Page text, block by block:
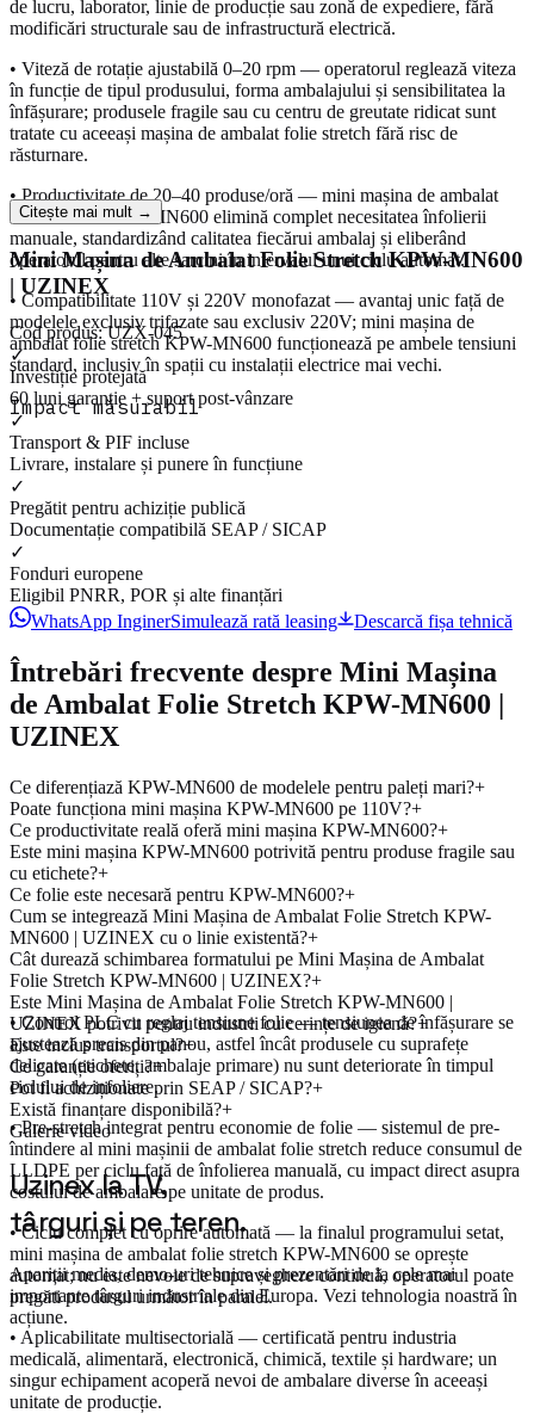
de lucru, laborator, linie de producție sau zonă de expediere, fără
modificări structurale sau de infrastructură electrică.
• Viteză de rotație ajustabilă 0–20 rpm — operatorul reglează viteza
în funcție de tipul produsului, forma ambalajului și sensibilitatea la
înfășurare; produsele fragile sau cu centru de greutate ridicat sunt
tratate cu aceeași mașina de ambalat folie stretch fără risc de
răsturnare.
• Productivitate de 20–40 produse/oră — mini mașina de ambalat
folie stretch KPW-MN600 elimină complet necesitatea înfolierii
manuale, standardizând calitatea fiecărui ambalaj și eliberând
operatorul pentru alte sarcini în intervalul unui ciclu automat.
• Compatibilitate 110V și 220V monofazat — avantaj unic față de
modelele exclusiv trifazate sau exclusiv 220V; mini mașina de
ambalat folie stretch KPW-MN600 funcționează pe ambele tensiuni
standard, inclusiv în spații cu instalații electrice mai vechi.
Impact măsurabil
• Control PLC cu reglaj tensiune folie — tensiunea de înfășurare se
ajustează precis din panou, astfel încât produsele cu suprafețe
delicate (etichete, ambalaje primare) nu sunt deteriorate în timpul
ciclului de infoliere.
• Pre-stretch integrat pentru economie de folie — sistemul de pre-
întindere al mini mașinii de ambalat folie stretch reduce consumul de
LLDPE per ciclu față de înfolierea manuală, cu impact direct asupra
costului de ambalare pe unitate de produs.
• Ciclu complet cu oprire automată — la finalul programului setat,
mini mașina de ambalat folie stretch KPW-MN600 se oprește
automat; nu este nevoie de supraveghere continuă, operatorul poate
pregăti produsul următor în paralel.
• Aplicabilitate multisectorială — certificată pentru industria
medicală, alimentară, electronică, chimică, textile și hardware; un
singur echipament acoperă nevoi de ambalare diverse în aceeași
unitate de producție.
Citește mai mult →
Mini Mașina de Ambalat Folie Stretch KPW-MN600
| UZINEX
Cod produs:UZX-045
✓
Investiție protejată
60 luni garanție + suport post-vânzare
✓
Transport & PIF incluse
Livrare, instalare și punere în funcțiune
✓
Pregătit pentru achiziție publică
Documentație compatibilă SEAP / SICAP
✓
Fonduri europene
Eligibil PNRR, POR și alte finanțări
WhatsApp InginerSimulează rată leasing Descarcă fișa tehnică
Întrebări frecvente despre Mini Mașina
de Ambalat Folie Stretch KPW-MN600 |
UZINEX
Ce diferențiază KPW-MN600 de modelele pentru paleți mari?+
Poate funcționa mini mașina KPW-MN600 pe 110V?+
Ce productivitate reală oferă mini mașina KPW-MN600?+
Este mini mașina KPW-MN600 potrivită pentru produse fragile sau
cu etichete?+
Ce folie este necesară pentru KPW-MN600?+
Cum se integrează Mini Mașina de Ambalat Folie Stretch KPW-
MN600 | UZINEX cu o linie existentă?+
Cât durează schimbarea formatului pe Mini Mașina de Ambalat
Folie Stretch KPW-MN600 | UZINEX?+
Este Mini Mașina de Ambalat Folie Stretch KPW-MN600 |
UZINEX potrivit pentru industrii cu cerințe de igienă?+
Este inclus transportul?+
Ce garanție oferiți?+
Pot fi achiziționate prin SEAP / SICAP?+
Există finanțare disponibilă?+
Galerie video
Uzinex la TV,
târguri și pe teren.
Apariții media, demo-uri tehnice și prezentări de la cele mai
importante târguri industriale din Europa. Vezi tehnologia noastră în
acțiune.